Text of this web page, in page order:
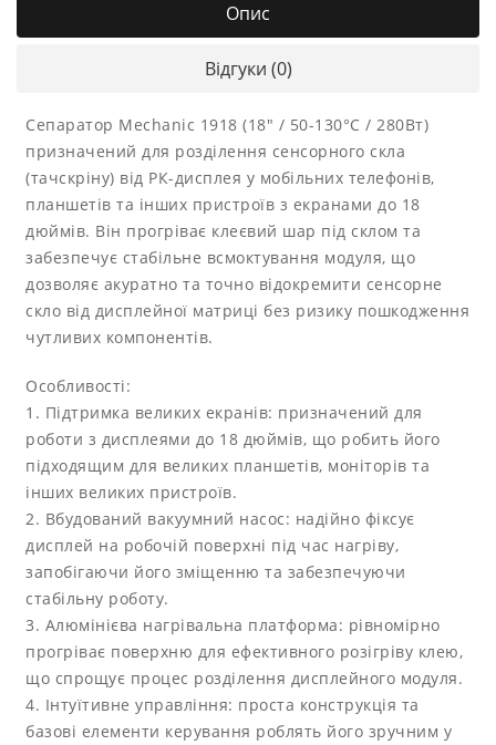
Опис
Відгуки (0)
Сепаратор Mechanic 1918 (18″ / 50-130°C / 280Вт)
призначений для розділення сенсорного скла
(тачскріну) від РК-дисплея у мобільних телефонів,
планшетів та інших пристроїв з екранами до 18
дюймів. Він прогріває клеєвий шар під склом та
забезпечує стабільне всмоктування модуля, що
дозволяє акуратно та точно відокремити сенсорне
скло від дисплейної матриці без ризику пошкодження
чутливих компонентів.
Особливості:
1. Підтримка великих екранів: призначений для
роботи з дисплеями до 18 дюймів, що робить його
підходящим для великих планшетів, моніторів та
інших великих пристроїв.
2. Вбудований вакуумний насос: надійно фіксує
дисплей на робочій поверхні під час нагріву,
запобігаючи його зміщенню та забезпечуючи
стабільну роботу.
3. Алюмінієва нагрівальна платформа: рівномірно
прогріває поверхню для ефективного розігріву клею,
що спрощує процес розділення дисплейного модуля.
4. Інтуїтивне управління: проста конструкція та
базові елементи керування роблять його зручним у